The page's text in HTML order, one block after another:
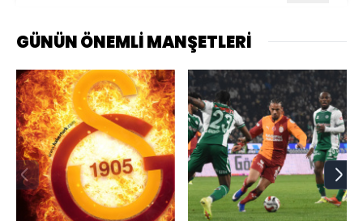
GÜNÜN ÖNEMLİ MANŞETLERİ